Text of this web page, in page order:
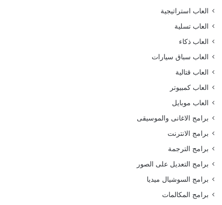
العاب استراتيجية
العاب تسلية
العاب ذكاء
العاب سباق سيارات
العاب قتالية
العاب كمبيوتر
العاب موبايل
برامج الاغانى والموسيقى
برامج الانترنت
برامج الترجمة
برامج التعديل على الصور
برامج السوشيال ميديا
برامج المكالمات